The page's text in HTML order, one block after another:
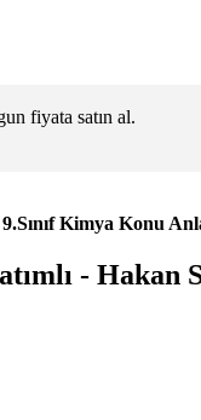
fiyata satın al.
Kimya Konu
- Hakan